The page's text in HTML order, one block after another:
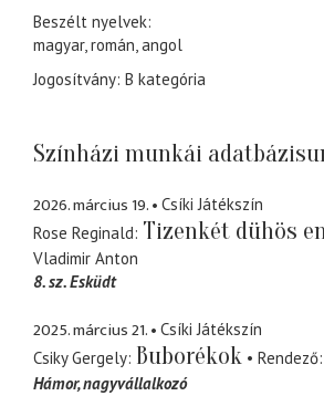
Beszélt nyelvek:
magyar, román, angol
Jogosítvány: B kategória
Színházi munkái
2026. március 19.
Csíki Játékszín
Rose Reginald Tizenkét dühös
Vladimir Anton
8. sz. Esküdt
2025. március 21.
Csíki Játékszín
Csiky Gergely Buborékok Rendező
Hámor nagyvállalkozó